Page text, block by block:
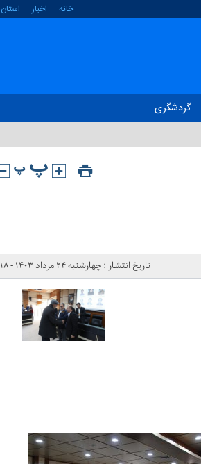
خانه اخبار استان
گردشگری
تاریخ انتشار : چهارشنبه ۲۴ مرداد ۱۴۰۳ - ۱۱:۱۸